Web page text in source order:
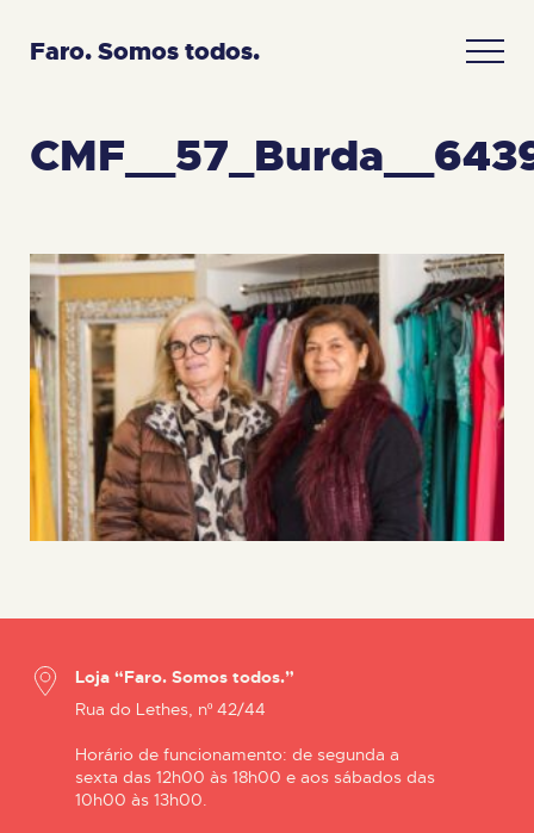
Faro. Somos todos.
Loja “Faro. Somos todos.”
Rua do Lethes, nº 42/44
Horário de funcionamento: de segunda a
sexta das 12h00 às 18h00 e aos sábados das
10h00 às 13h00.